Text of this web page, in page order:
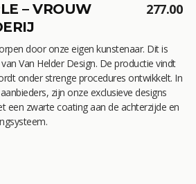
– VROUW
277.00
door onze eigen kunstenaar. Dit is
van Van Helder Design. De productie vindt
onder strenge procedures ontwikkelt. In
zijn onze exclusieve designs
een zwarte coating aan de achterzijde en